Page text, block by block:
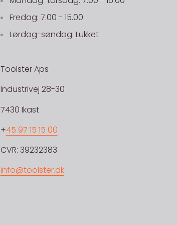
Fredag: 7.00 - 15.00
Lørdag-søndag: Lukket
Toolster Aps
Industrivej 28-30
7430 Ikast
+45 97 15 15 00
CVR: 39232383
info@toolster.dk